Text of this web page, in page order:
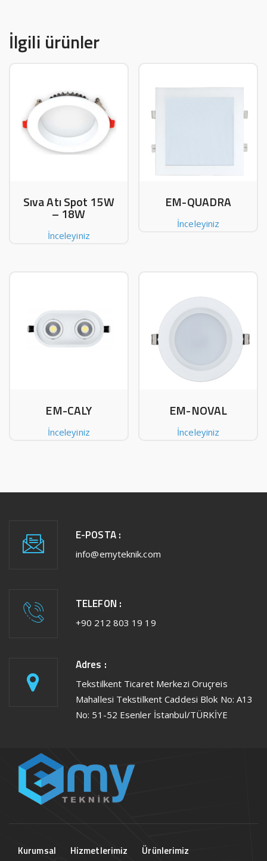
İlgili ürünler
Sıva Atı Spot 15W
– 18W
İnceleyiniz
EM-QUADRA
İnceleyiniz
EM-CALY
İnceleyiniz
EM-NOVAL
İnceleyiniz
E-POSTA :
info@emyteknik.com
TELEFON :
+90 212 803 19 19
Adres :
Tekstilkent Ticaret Merkezi Oruçreis
Mahallesi Tekstilkent Caddesi Blok No: A13
No: 51-52 Esenler İstanbul/TÜRKİYE
Kurumsal Hizmetlerimiz Ürünlerimiz